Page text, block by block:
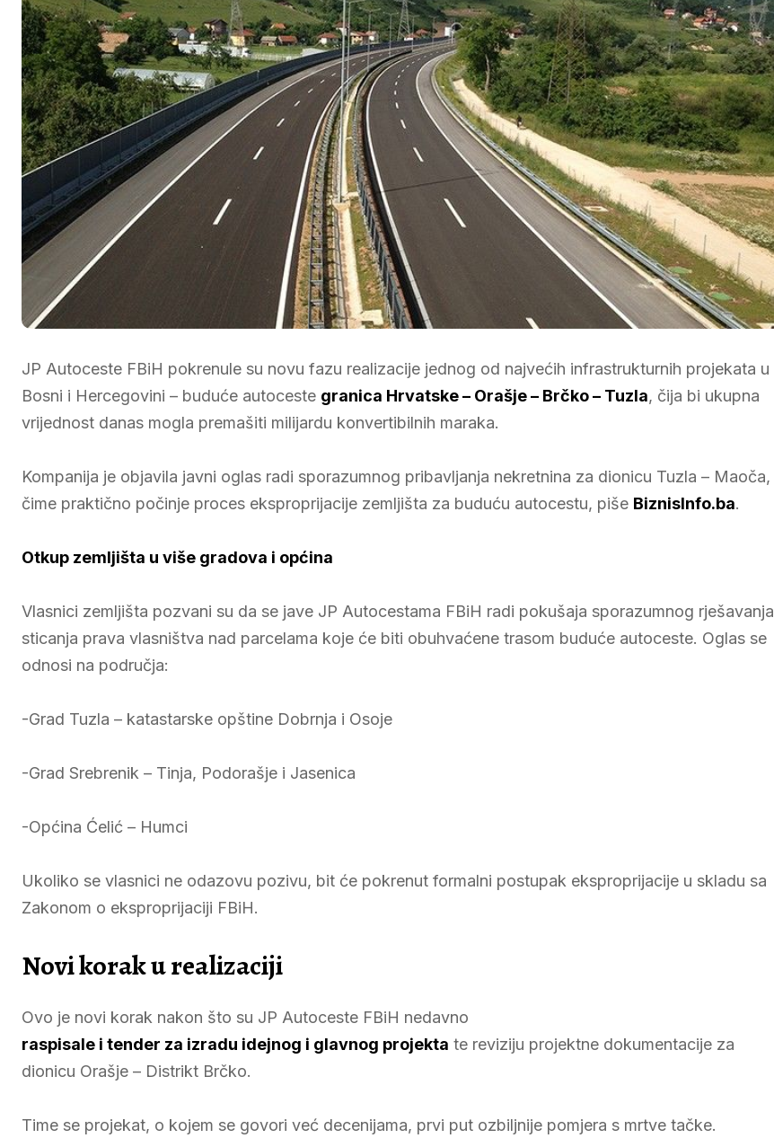
JP Autoceste FBiH pokrenule su novu fazu realizacije jednog od najvećih infrastrukturnih projekata u
Bosni i Hercegovini – buduće autoceste granica Hrvatske – Orašje – Brčko – Tuzla, čija bi ukupna
vrijednost danas mogla premašiti milijardu konvertibilnih maraka.
Kompanija je objavila javni oglas radi sporazumnog pribavljanja nekretnina za dionicu Tuzla – Maoča,
čime praktično počinje proces eksproprijacije zemljišta za buduću autocestu, piše BiznisInfo.ba.
Otkup zemljišta u više gradova i općina
Vlasnici zemljišta pozvani su da se jave JP Autocestama FBiH radi pokušaja sporazumnog rješavanja
sticanja prava vlasništva nad parcelama koje će biti obuhvaćene trasom buduće autoceste. Oglas se
odnosi na područja:
-Grad Tuzla – katastarske opštine Dobrnja i Osoje
-Grad Srebrenik – Tinja, Podorašje i Jasenica
-Općina Ćelić – Humci
Ukoliko se vlasnici ne odazovu pozivu, bit će pokrenut formalni postupak eksproprijacije u skladu sa
Zakonom o eksproprijaciji FBiH.
Novi korak u realizaciji
Ovo je novi korak nakon što su JP Autoceste FBiH nedavno
raspisale i tender za izradu idejnog i glavnog projekta te reviziju projektne dokumentacije za
dionicu Orašje – Distrikt Brčko.
Time se projekat, o kojem se govori već decenijama, prvi put ozbiljnije pomjera s mrtve tačke.